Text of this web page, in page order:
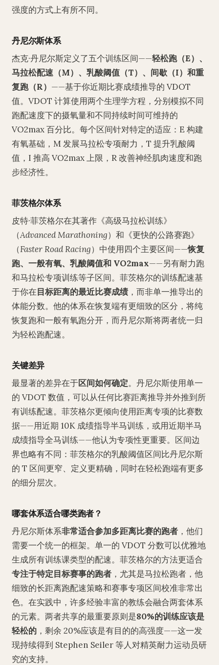
强度的方式上有所不同。
丹尼尔斯体系
杰克·丹尼尔斯定义了五个训练区间——轻松跑（E）、
马拉松配速（M）、乳酸阈值（T）、间歇（I）和重
复跑（R） ——基于你近期比赛成绩推导的 VDOT
值。VDOT 计算使用两个生理学方程，分别模拟不同
跑配速度下的摄氧量和不同持续时间可维持的
VO2max 百分比。每个区间针对特定的适应：E 构建
有氧基础，M 发展马拉松专项耐力，T 提升乳酸阈
值，I 推高 VO2max 上限，R 改善神经肌肉速度和跑
步经济性。
菲茨格尔体系
皮特·菲茨格尔在其著作《高级马拉松训练》
（Advanced Marathoning）和《更快的公路赛跑》
（Faster Road Racing）中使用四个主要区间——恢复
跑、一般有氧、乳酸阈值和 VO2max——另有耐力跑
和马拉松专项训练等子区间。菲茨格尔的训练配速基
于你在目标距离的最近比赛成绩，而非单一推导出的
体能分数。他的体系在恢复端有更细致的区分，将纯
恢复跑和一般有氧跑分开，而丹尼尔斯将两者统一归
为轻松跑配速。
关键差异
最显著的差异在于区间如何确定。丹尼尔斯使用单一
的 VDOT 数值，可以从任何比赛距离推导并外推到所
有训练配速。菲茨格尔更倾向使用距离专项的比赛数
据——用近期 10K 成绩指导半马训练，或用近期半马
成绩指导全马训练——他认为专项性更重要。区间边
界也略有不同：菲茨格尔的乳酸阈值区间比丹尼尔斯
的 T 区间更窄、定义更精确，同时在轻松跑端有更多
的细分层次。
哪套体系适合哪类跑者？
丹尼尔斯体系非常适合参加多距离比赛的跑者 ，他们
需要一个统一的框架。单一的 VDOT 分数可以优雅地
生成所有训练课类型的配速。菲茨格尔的方法更适合
专注于特定目标赛事的跑者 ，尤其是马拉松跑者，他
细致的长距离跑配速策略和赛事专项区间校准非常出
色。在实践中，许多经验丰富的教练会融合两套体系
的元素。两者共享的最重要原则是80%的训练应该是
轻松的 ，剩余 20%应该是有目的的高强度——这一发
现持续得到 Stephen Seiler 等人对精英耐力运动员研
究的支持。